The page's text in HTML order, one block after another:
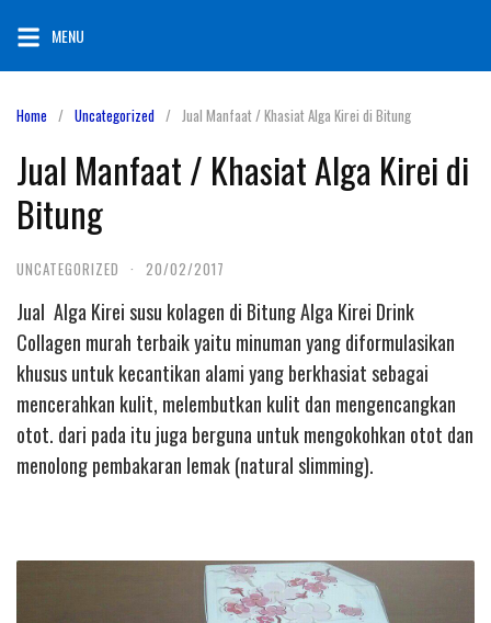
content
MENU
Home Uncategorized Jual Manfaat / Khasiat Alga Kirei di Bitung
Jual Manfaat / Khasiat Alga Kirei di
Bitung
UNCATEGORIZED · 20/02/2017
Jual Alga Kirei susu kolagen di Bitung Alga Kirei Drink
Collagen murah terbaik yaitu minuman yang diformulasikan
khusus untuk kecantikan alami yang berkhasiat sebagai
mencerahkan kulit, melembutkan kulit dan mengencangkan
otot. dari pada itu juga berguna untuk mengokohkan otot dan
menolong pembakaran lemak (natural slimming).